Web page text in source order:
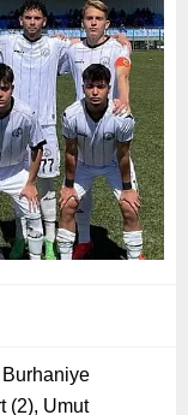
(2), Umut